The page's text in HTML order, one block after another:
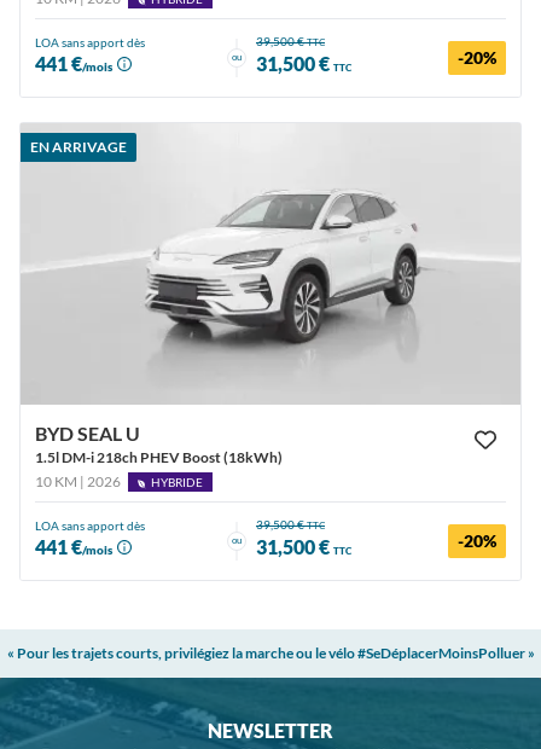
LOA sans apport dès
441 €/mois
ou
39,500 €TTC
31,500 € TTC -20%
EN ARRIVAGE
BYD SEAL U
1.5l DM-i 218ch PHEV Boost (18kWh)
10 KM | 2026
HYBRIDE
LOA sans apport dès
441 €/mois
ou
39,500 €TTC
31,500 € TTC -20%
« Pour les trajets courts, privilégiez la marche ou le vélo #SeDéplacerMoinsPolluer »
NEWSLETTER